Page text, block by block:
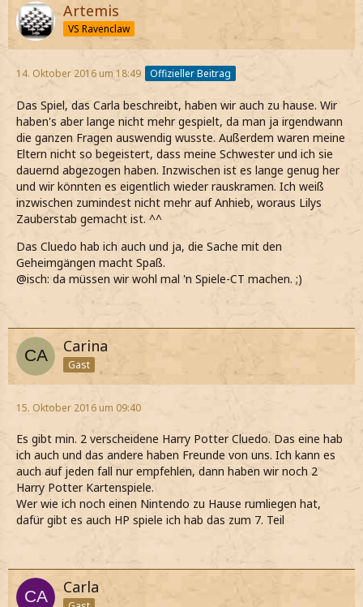
Artemis
VS Ravenclaw
14. Oktober 2016 um 18:49 Offizieller Beitrag
Das Spiel, das Carla beschreibt, haben wir auch zu hause. Wir
haben's aber lange nicht mehr gespielt, da man ja irgendwann
die ganzen Fragen auswendig wusste. Außerdem waren meine
Eltern nicht so begeistert, dass meine Schwester und ich sie
dauernd abgezogen haben. Inzwischen ist es lange genug her
und wir könnten es eigentlich wieder rauskramen. Ich weiß
inzwischen zumindest nicht mehr auf Anhieb, woraus Lilys
Zauberstab gemacht ist. ^^
Das Cluedo hab ich auch und ja, die Sache mit den
Geheimgängen macht Spaß.
@isch: da müssen wir wohl mal 'n Spiele-CT machen. ;)
Carina
Gast
15. Oktober 2016 um 09:40
Es gibt min. 2 verscheidene Harry Potter Cluedo. Das eine hab
ich auch und das andere haben Freunde von uns. Ich kann es
auch auf jeden fall nur empfehlen, dann haben wir noch 2
Harry Potter Kartenspiele.
Wer wie ich noch einen Nintendo zu Hause rumliegen hat,
dafür gibt es auch HP spiele ich hab das zum 7. Teil
Carla